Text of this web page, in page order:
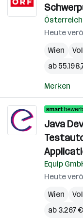
Heute
Wien
ab
Merken
Java
Equip
Heute
Wien
ab 3.267